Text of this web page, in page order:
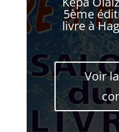
5ème
livre à
Voir